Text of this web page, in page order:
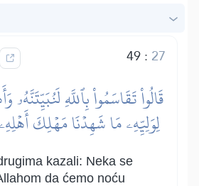
49: 27
قَالُواْ تَقَاسَمُواْ بِٱللَّهِ
لِوَلِيِّهِۦ مَا شَهِدۡنَا مَهۡلِكَ
kazali: Neka se
da ćemo noću